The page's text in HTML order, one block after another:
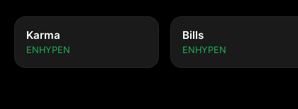
Karma
ENHYPEN
Bills
ENHYPEN